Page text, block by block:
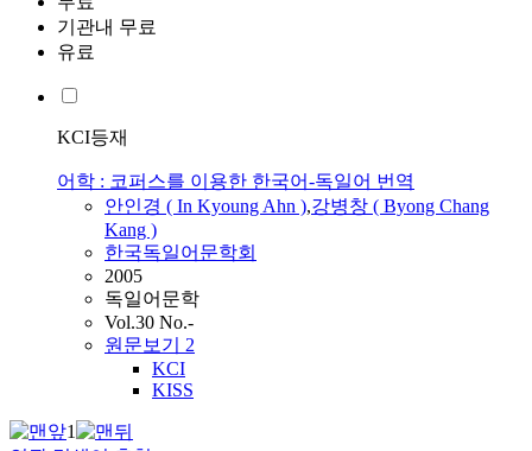
기관내 무료
유료
KCI등재
어학 : 코퍼스를 이용한 한국어-독일어 번역
안인경 ( In Kyoung Ahn ),강병창 ( Byong Chang
Kang )
한국독일어문학회
2005
독일어문학
Vol.30 No.-
원문보기 2
KCI
KISS
1